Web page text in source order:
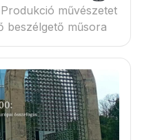
művészetet
beszélgető műsora